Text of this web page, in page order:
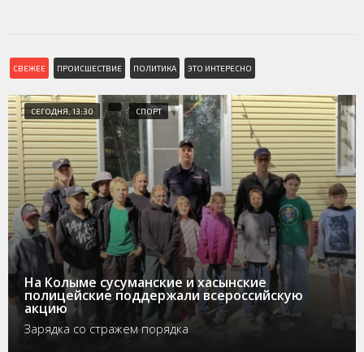
СВЕЖЕЕ ПРОИСШЕСТВИЕ ПОЛИТИКА ЭТО ИНТЕРЕСНО
СЕГОДНЯ, 13:30 СПОРТ
На Колыме сусуманские и хасынские
полицейские поддержали всероссийскую
акцию
Зарядка со стражем порядка